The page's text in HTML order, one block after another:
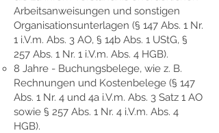
Arbeitsanweisungen und sonstigen
Organisationsunterlagen (§ 147 Abs. 1 Nr.
1 i.V.m. Abs. 3 AO, § 14b Abs. 1 UStG, §
257 Abs. 1 Nr. 1 i.V.m. Abs. 4 HGB).
8 Jahre - Buchungsbelege, wie z. B.
Rechnungen und Kostenbelege (§ 147
Abs. 1 Nr. 4 und 4a i.V.m. Abs. 3 Satz 1 AO
sowie § 257 Abs. 1 Nr. 4 i.V.m. Abs. 4
HGB).